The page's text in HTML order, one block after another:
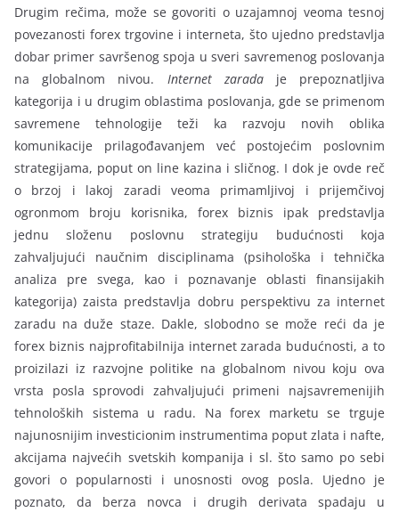
Drugim rečima, može se govoriti o uzajamnoj veoma tesnoj
povezanosti forex trgovine i interneta, što ujedno predstavlja
dobar primer savršenog spoja u sveri savremenog poslovanja
na globalnom nivou. Internet zaradaje prepoznatljiva
kategorija i u drugim oblastima poslovanja, gde se primenom
savremene tehnologije teži ka razvoju novih oblika
komunikacije prilagođavanjem već postojećim poslovnim
strategijama, poput on line kazina i sličnog. I dok je ovde reč
o brzoj i lakoj zaradi veoma primamljivoj i prijemčivoj
ogronmom broju korisnika, forex biznis ipak predstavlja
jednu složenu poslovnu strategiju budućnosti koja
zahvaljujući naučnim disciplinama (psihološka i tehnička
analiza pre svega, kao i poznavanje oblasti finansijakih
kategorija) zaista predstavlja dobru perspektivu za internet
zaradu na duže staze. Dakle, slobodno se može reći da je
forex biznis najprofitabilnija internet zarada budućnosti, a to
proizilazi iz razvojne politike na globalnom nivou koju ova
vrsta posla sprovodi zahvaljujući primeni najsavremenijih
tehnoloških sistema u radu. Na forex marketu se trguje
najunosnijim investicionim instrumentima poput zlata i nafte,
akcijama najvećih svetskih kompanija i sl. što samo po sebi
govori o popularnosti i unosnosti ovog posla. Ujedno je
poznato, da berza novca i drugih derivata spadaju u